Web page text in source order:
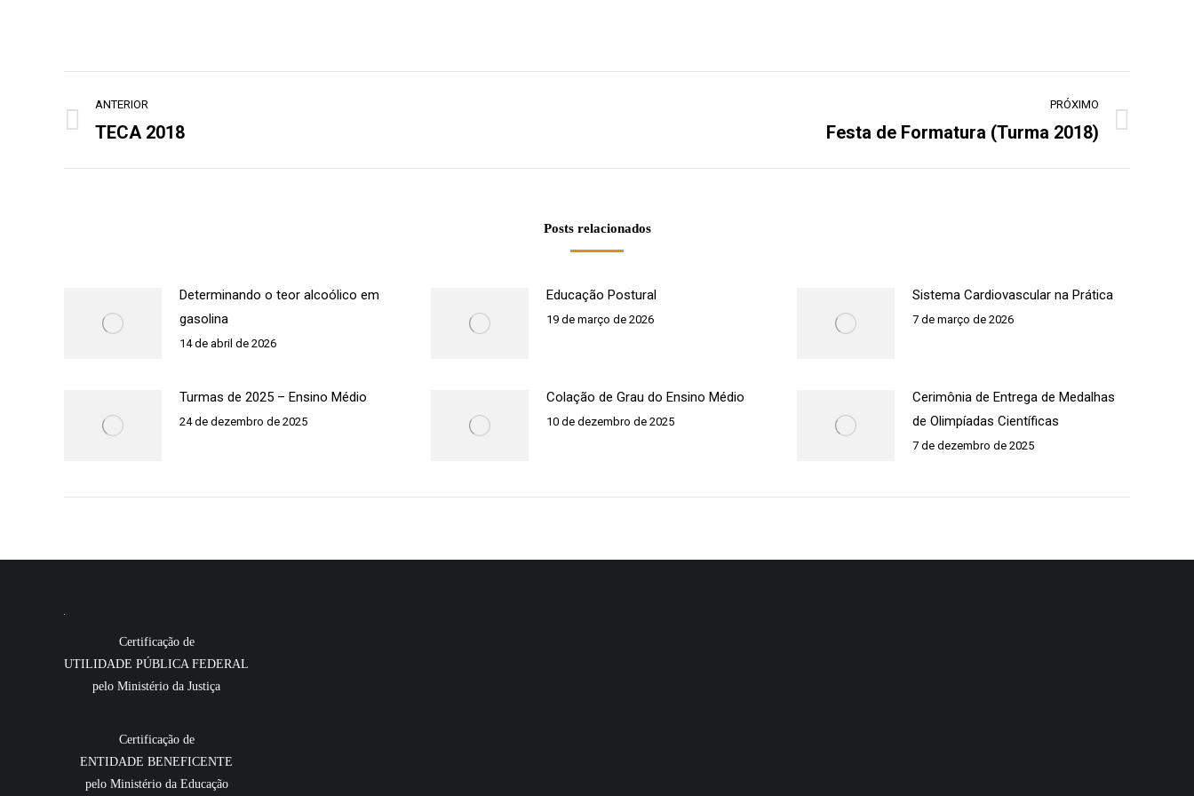
ANTERIOR
Post
TECA 2018
PRÓXIMO
Festa de Formatura (Turma 2018)
Posts relacionados
Determinando o teor alcoólico em
gasolina
14 de abril de 2026
Educação Postural
19 de março de 2026
Sistema Cardiovascular na Prática
7 de março de 2026
Turmas de 2025 – Ensino Médio
24 de dezembro de 2025
Colação de Grau do Ensino Médio
10 de dezembro de 2025
Cerimônia de Entrega de Medalhas
de Olimpíadas Científicas
7 de dezembro de 2025
Certificação de
UTILIDADE PÚBLICA FEDERAL
pelo Ministério da Justiça
Certificação de
ENTIDADE BENEFICENTE
pelo Ministério da Educação